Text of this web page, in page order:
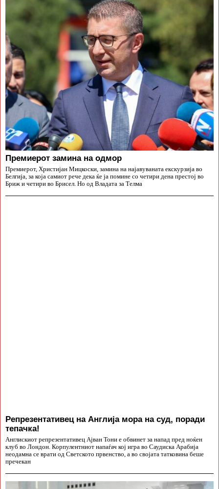
Премиерот замина на одмор
Премиерот, Христијан Мицкоски, замина на најавуваната екскурзија во
Белгија, за која самиот рече дека ќе ја помине со четири дена престој во
Бриж и четири во Брисел. Но од Владата за Телма
Репрезентативец на Англија мора на суд, поради
тепачка!
Англискиот репрезентативец Ајван Тони е обвинет за напад пред ноќен
клуб во Лондон. Корпулентниот напаѓач кој игра во Саудиска Арабија
неодамна се врати од Светското првенство, а во својата татковина беше
пречекан